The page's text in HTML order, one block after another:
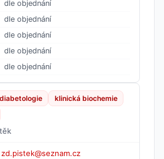
dle objednání
dle objednání
dle objednání
dle objednání
dle objednání
klinická biochemie
zd.pistek@seznam.cz